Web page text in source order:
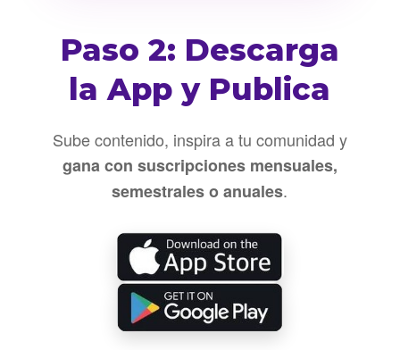
Paso 2: Descarga
la App y Publica
Sube contenido, inspira a tu comunidad y
gana con suscripciones mensuales,
semestrales o anuales.